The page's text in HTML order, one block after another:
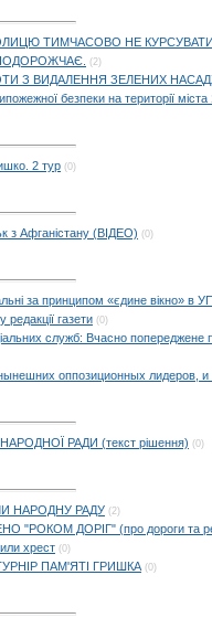
ТИМЧАСОВО НЕ
(2)
З ВИДАЛЕННЯ ЗЕЛЕНИХ
безпеки на території
2 тур (0)
з Афганістану (ВІДЕО) (0)
за принципом «єдине вікно» в
редакції газети (0)
служб: Вчасно
оппозиционных лидеров,
РАДИ (текст рішення) (0)
НАРОДНУ РАДУ (2)
ДОРІГ" (про дороги та
хрест (0)
ПАМ'ЯТІ ГРИШКА (0)